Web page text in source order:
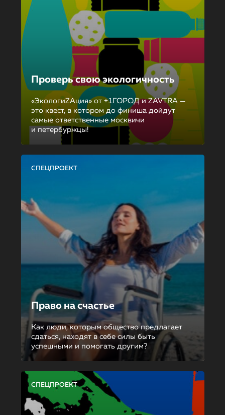
Проверь свою экологичность
«ЭкологиZAция» от +1ГОРОД и ZAVTRA —
это квест, в котором до финиша дойдут
самые ответственные москвичи
и петербуржцы!
СПЕЦПРОЕКТ
Право на счастье
Как люди, которым общество предлагает
сдаться, находят в себе силы быть
успешными и помогать другим?
СПЕЦПРОЕКТ